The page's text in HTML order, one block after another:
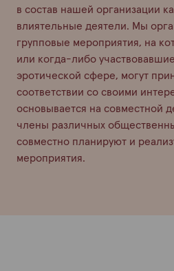
в состав нашей организации
влиятельные деятели. Мы
групповые мероприятия, на
или когда-либо
эротической сфере, могут
соответствии со своими
основывается на совместной
члены различных
совместно планируют и
мероприятия.